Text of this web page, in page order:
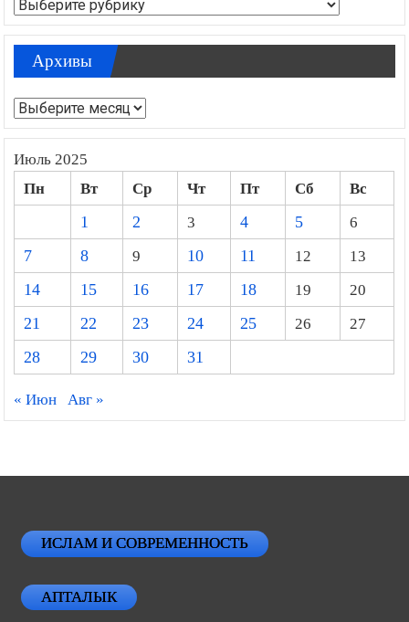
Рубрики
Архивы
Архивы
Июль 2025
Пн Вт Ср Чт Пт Сб
Вс
1
2 3 4 5
6
7
8 9 10 11 12
13
14
15 16 17 18 19
20
21
22 23 24 25 26
27
28
29 30 31
« Июн Авг »